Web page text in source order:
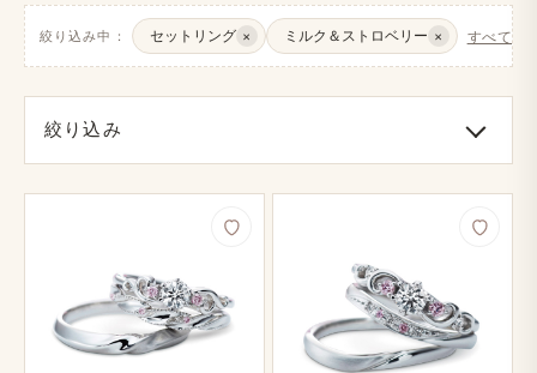
絞り込み中： セットリング × ミルク＆ストロベリー × すべてク
絞り込み